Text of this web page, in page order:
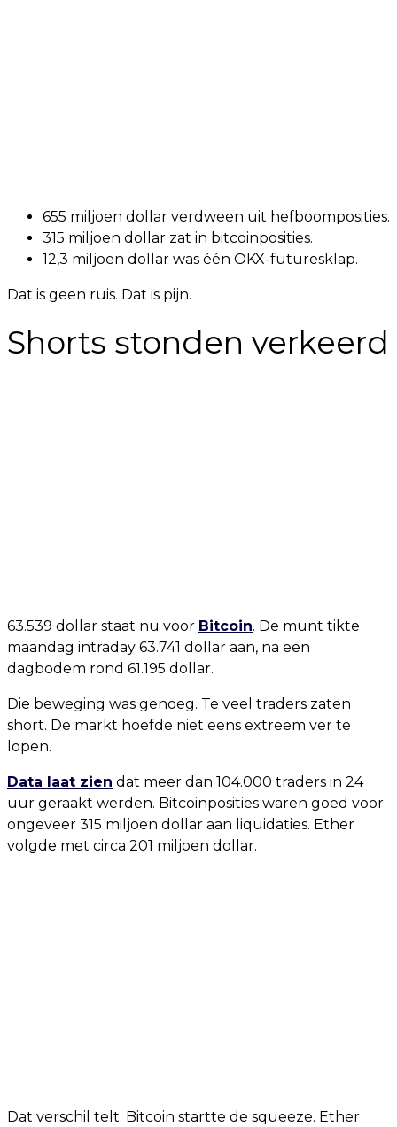
655 miljoen dollar verdween uit hefboomposities.
315 miljoen dollar zat in bitcoinposities.
12,3 miljoen dollar was één OKX-futuresklap.
Dat is geen ruis. Dat is pijn.
Shorts stonden verkeerd
63.539 dollar staat nu voor Bitcoin. De munt tikte
maandag intraday 63.741 dollar aan, na een
dagbodem rond 61.195 dollar.
Die beweging was genoeg. Te veel traders zaten
short. De markt hoefde niet eens extreem ver te
lopen.
Data laat zien dat meer dan 104.000 traders in 24
uur geraakt werden. Bitcoinposities waren goed voor
ongeveer 315 miljoen dollar aan liquidaties. Ether
volgde met circa 201 miljoen dollar.
Dat verschil telt. Bitcoin startte de squeeze. Ether